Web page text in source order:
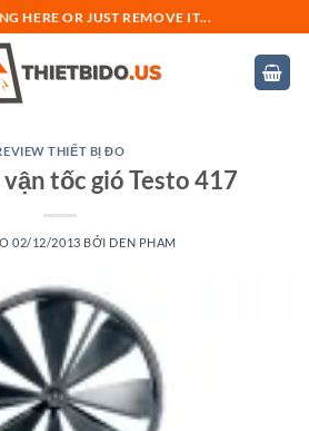
HERE OR JUST REMOVE IT...
THIẾT BỊ ĐO
tốc gió Testo 417
02/12/2013 BỞI DEN PHAM